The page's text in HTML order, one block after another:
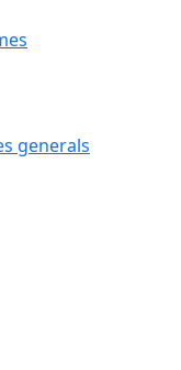
generals